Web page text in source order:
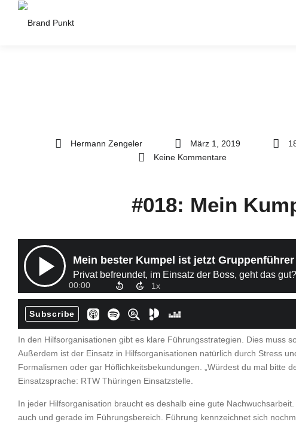
Hermann Zengeler März 1, 2019
Keine Kommentare
#018: Mein
In den Hilfsorganisationen gibt es klare Führungsstrategien. Dies muss
Außerdem ist der Einsatz in Hilfsorganisationen natürlich durch Stress
Formalismen oder gar Höflichkeitsbekundungen. „Würdest du mal bitte
Einsatzsprache: RTW Thüringen Einsatzstelle.
In jeder Hilfsorganisation braucht es deshalb eine gute
auch und gerade im Führungsbereich. Führung kennzeichnet sich